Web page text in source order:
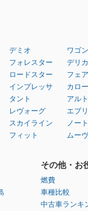
デミオ
フォレスター
ロードスター
インプレッサ
タント
レヴォーグ
スカイライン
フィット
ワゴ
デリ
フェ
カロ
アル
エブ
ノート
ムーヴ
その他・お
燃費
車種比較
中古車ランキ